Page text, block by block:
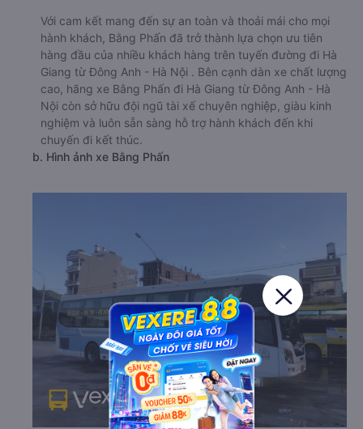
Với cam kết mang đến sự an toàn và thoải mái cho mọi
hành khách, Bằng Phấn đã trở thành lựa chọn ưu tiên
hàng đầu của nhiều khách hàng trên tuyến đường đi Hà
Giang từ Đông Anh - Hà Nội . Bên cạnh dàn xe chất lượng
cao, hãng xe Bằng Phấn đi Hà Giang từ Đông Anh - Hà
Nội còn sở hữu đội ngũ tài xế chuyên nghiệp, giàu kinh
nghiệm và luôn sẵn sàng hỗ trợ hành khách đến khi
chuyến đi kết thúc.
b. Hình ảnh xe Bằng Phấn